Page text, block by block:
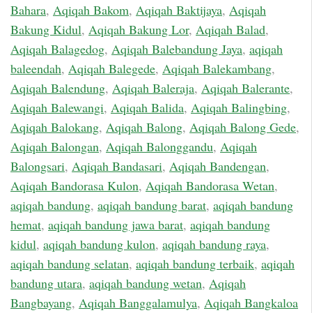
Bahara, Aqiqah Bakom, Aqiqah Baktijaya, Aqiqah
Bakung Kidul, Aqiqah Bakung Lor, Aqiqah Balad,
Aqiqah Balagedog, Aqiqah Balebandung Jaya, aqiqah
baleendah, Aqiqah Balegede, Aqiqah Balekambang,
Aqiqah Balendung, Aqiqah Baleraja, Aqiqah Balerante,
Aqiqah Balewangi, Aqiqah Balida, Aqiqah Balingbing,
Aqiqah Balokang, Aqiqah Balong, Aqiqah Balong Gede,
Aqiqah Balongan, Aqiqah Balonggandu, Aqiqah
Balongsari, Aqiqah Bandasari, Aqiqah Bandengan,
Aqiqah Bandorasa Kulon, Aqiqah Bandorasa Wetan,
aqiqah bandung, aqiqah bandung barat, aqiqah bandung
hemat, aqiqah bandung jawa barat, aqiqah bandung
kidul, aqiqah bandung kulon, aqiqah bandung raya,
aqiqah bandung selatan, aqiqah bandung terbaik, aqiqah
bandung utara, aqiqah bandung wetan, Aqiqah
Bangbayang, Aqiqah Banggalamulya, Aqiqah Bangkaloa